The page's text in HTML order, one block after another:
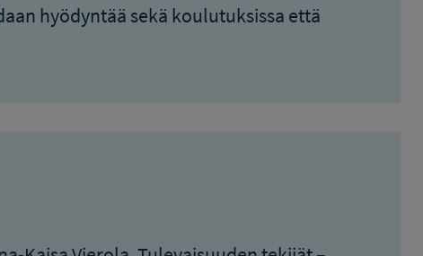
hyödyntää sekä koulutuksissa että